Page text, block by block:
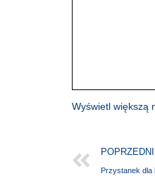
Wyświetl większą
POPRZEDNI
Przystanek dla